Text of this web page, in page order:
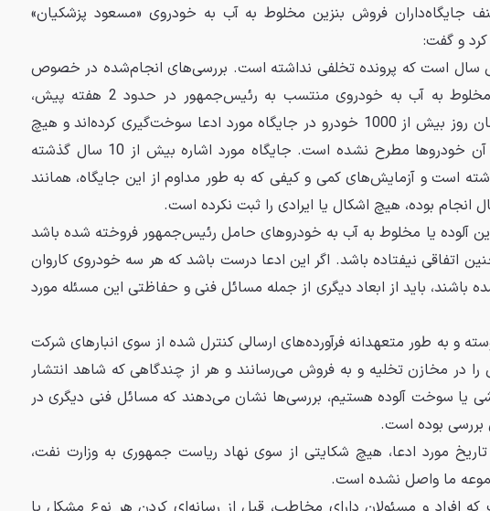
جایگاه‌داران فروش بنزین مخلوط به آب به خودروی «مسعود پزشکیان»
و گفت:
سال است که پرونده تخلفی نداشته است. بررسی‌های انجام‌شده در خصوص
موضوع فروش بنزین مخلوط به آب به خودروی منتسب به رئیس‌جمهور در حدود 2 هفته پیش،
مشخص شد که در همان روز بیش از 1000 خودرو در جایگاه مورد ادعا سوخت‌گیری کرده‌اند و هیچ
شکایتی توسط مالکان آن خودروها مطرح نشده است. جایگاه مورد اشاره بیش از 10 سال گذشته
است و آزمایش‌های کمی و کیفی که به طور مداوم از این جایگاه، همانند
انجام بوده، هیچ اشکال یا ایرادی را ثبت نکرده است.
آلوده یا مخلوط به آب به خودروهای حامل رئیس‌جمهور فروخته شده باشد
اتفاقی نیفتاده باشد. اگر این ادعا درست باشد که هر سه خودروی کاروان
باید از ابعاد دیگری از جمله مسائل فنی و حفاظتی این مسئله مورد
و به طور متعهدانه فرآورده‌های ارسالی کنترل شده از سوی انبارهای شرکت
در مخازن تخلیه و به فروش می‌رسانند و هر از چندگاهی که شاهد انتشار
یا سوخت آلوده هستیم، بررسی‌ها نشان می‌دهند که مسائل فنی دیگری در
بوده است.
مورد ادعا، هیچ شکایتی از سوی نهاد ریاست جمهوری به وزارت نفت،
ما واصل نشده است.